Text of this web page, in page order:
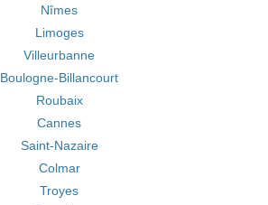
Nîmes
Limoges
Villeurbanne
Boulogne-Billancourt
Roubaix
Cannes
Saint-Nazaire
Colmar
Troyes